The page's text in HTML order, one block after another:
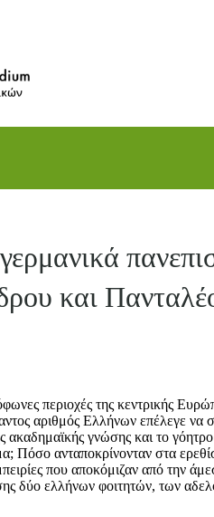
και
περιοχές της κεντρικής
αριθμός Ελλήνων επέλεγε
γνώσης και το
Πόσο ανταποκρίνονταν στα
που αποκόμιζαν από την
δύο ελλήνων φοιτητών, των